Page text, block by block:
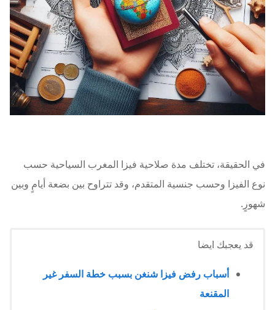
في الحقيقة، تختلف مدة صلاحية فيزا المغرب السياحية حسب
نوع الفيزا وحسب جنسية المتقدم، وقد تتراوح بين بضعة أيامٍ وبين
شهورٍ.
قد يعجبك ايضا
أسباب رفض فيزا شنغن بسبب خطة السفر غير
المقنعة